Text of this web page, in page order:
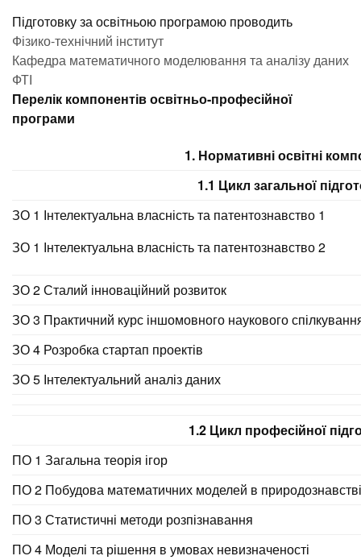
Підготовку за освітньою програмою проводить
Фізико-технічний інститут
Кафедра математичного моделювання та аналізу даних
ФТІ
Перелік компонентів освітньо-професійної
програми
1. Нормативні освітні
1.1 Цикл загальної
ЗО 1 Інтелектуальна власність та патентознавство 1
ЗО 1 Інтелектуальна власність та патентознавство 2
ЗО 2 Сталий інноваційний розвиток
ЗО 3 Практичний курс іншомовного наукового
ЗО 4 Розробка стартап проектів
ЗО 5 Інтелектуальний аналіз даних
1.2 Цикл професійної
ПО 1 Загальна теорія ігор
ПО 2 Побудова математичних моделей в природознавстві
ПО 3 Статистичні методи розпізнавання
ПО 4 Моделі та рішення в умовах невизначеності